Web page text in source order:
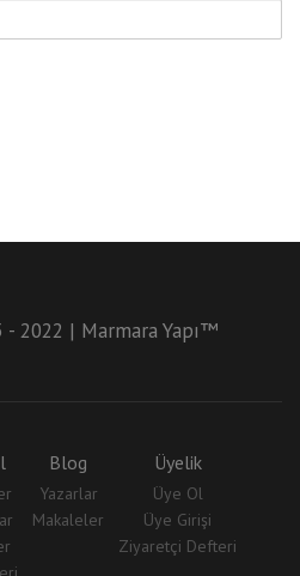
2022 | Marmara Yapı™
Blog
Yazarlar
Makaleler
Üyelik
Üye Ol
Üye Girişi
Ziyaretçi Defteri